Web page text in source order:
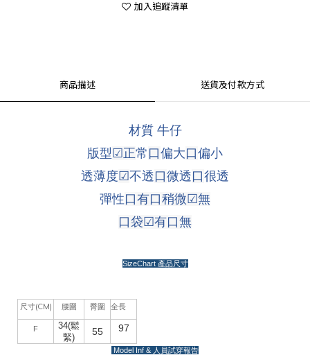
加入追蹤清單
商品描述 送貨及付款方式
材質 牛仔
版型 ☑正常 口偏大口偏小
透薄度☑不透口微透口很透
彈性口有口稍微☑無
口袋☑有口無
SizeChart 產品尺寸
尺寸(CM) 腰圍 臀圍 全長
F
34(鬆
緊)
55 97
Model Inf & 人員試穿報告